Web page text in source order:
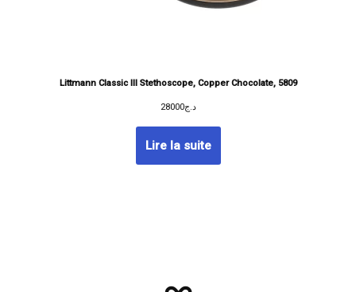
Littmann Classic III Stethoscope, Copper Chocolate, 5809
د.ج28000
Lire la suite